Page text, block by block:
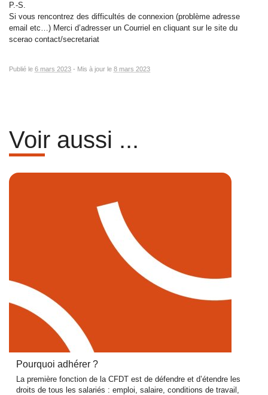
P.-S.
Si vous rencontrez des difficultés de connexion (problème adresse
email etc…) Merci d’adresser un Courriel en cliquant sur le site du
scerao contact/secretariat
Publié le 6 mars 2023 - Mis à jour le 8 mars 2023
Voir aussi ...
Pourquoi adhérer ?
La première fonction de la CFDT est de défendre et d’étendre les
droits de tous les salariés : emploi, salaire, conditions de travail,